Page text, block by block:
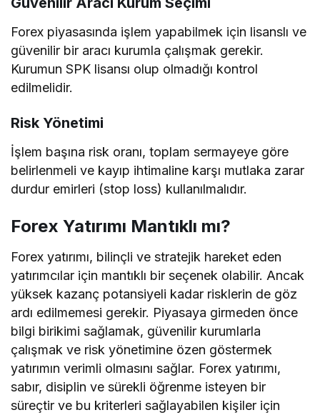
Forex piyasasında işlem yapabilmek için lisanslı ve
güvenilir bir aracı kurumla çalışmak gerekir.
Kurumun SPK lisansı olup olmadığı kontrol
edilmelidir.
Risk Yönetimi
İşlem başına risk oranı, toplam sermayeye göre
belirlenmeli ve kayıp ihtimaline karşı mutlaka zarar
durdur emirleri (stop loss) kullanılmalıdır.
Forex Yatırımı Mantıklı mı?
Forex yatırımı, bilinçli ve stratejik hareket eden
yatırımcılar için mantıklı bir seçenek olabilir. Ancak
yüksek kazanç potansiyeli kadar risklerin de göz
ardı edilmemesi gerekir. Piyasaya girmeden önce
bilgi birikimi sağlamak, güvenilir kurumlarla
çalışmak ve risk yönetimine özen göstermek
yatırımın verimli olmasını sağlar. Forex yatırımı,
sabır, disiplin ve sürekli öğrenme isteyen bir
süreçtir ve bu kriterleri sağlayabilen kişiler için